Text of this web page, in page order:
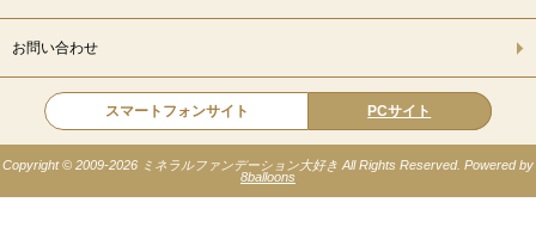
お問い合わせ
スマートフォンサイト PCサイト
Copyright © 2009-2026 ミネラルファンデーション大好き All Rights Reserved. Powered by
8balloons